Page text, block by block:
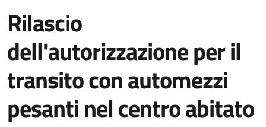
Rilascio
dell'autorizzazione per il
transito con automezzi
pesanti nel centro abitato